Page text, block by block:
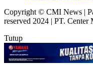
Copyright © CMI News |
reserved 2024 | PT. Center
Tutup